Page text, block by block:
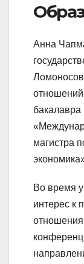
Анна
бакалавра
магистра
Во время
интерес к